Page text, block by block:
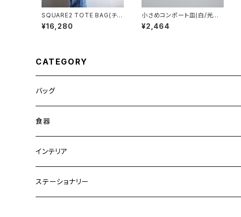
SQUARE2 TOTE BAG(チャ
コール/グレー）
¥16,280
小さめコンポート皿(白/光沢/
グレー/ベージュ)
¥2,464
CATEGORY
バッグ
トートバッグ
ショルダーバッグ
ワンハンドルバッグ
食器
大皿
中皿
インテリア
花瓶・フラワーベース
ステーショナリー